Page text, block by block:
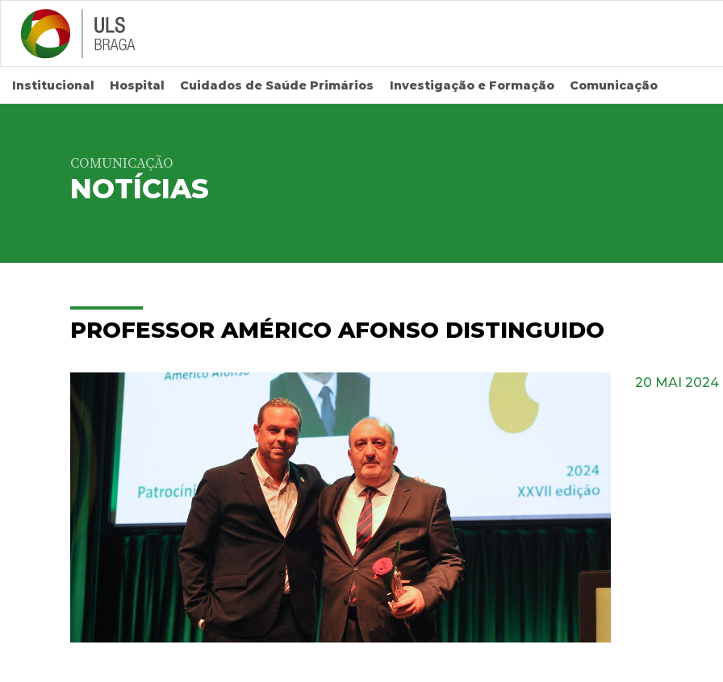
Saltar para conteúdo principal
Institucional Hospital Cuidados de Saúde Primários Investigação e Formação Comunicação
COMUNICAÇÃO
NOTÍCIAS
PROFESSOR AMÉRICO AFONSO DISTINGUIDO
20 MAI 2024